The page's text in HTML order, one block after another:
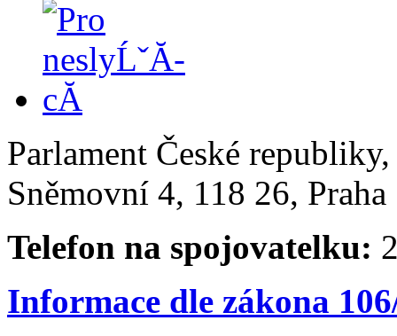
Parlament České
Sněmovní 4, 118 26,
Telefon na spojovatelku:
Informace dle zákona